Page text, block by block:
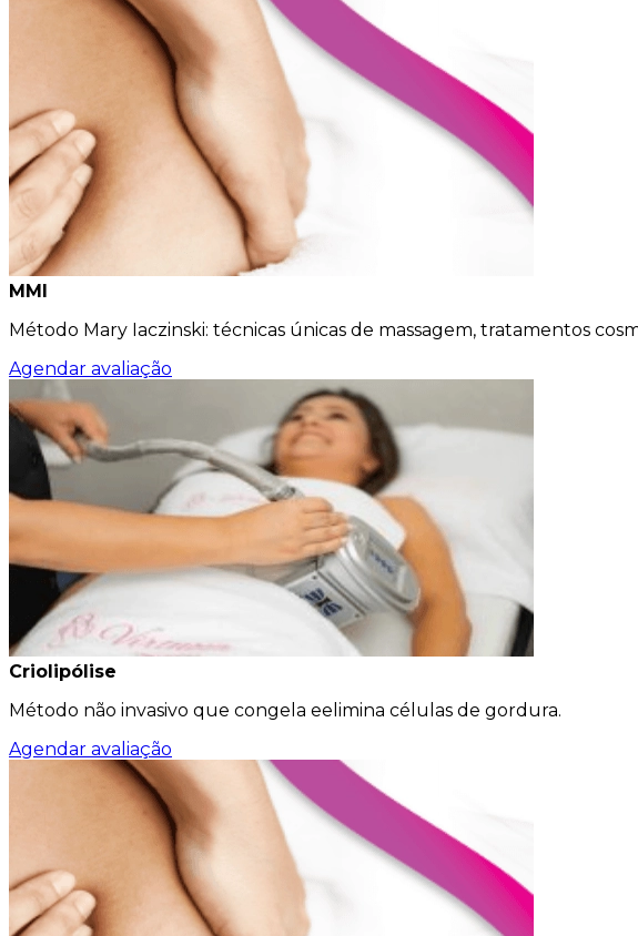
MMI
Método Mary Iaczinski: técnicas únicas de massagem, tratamentos
Agendar avaliação
Criolipólise
Método não invasivo que congela eelimina células de gordura.
Agendar avaliação